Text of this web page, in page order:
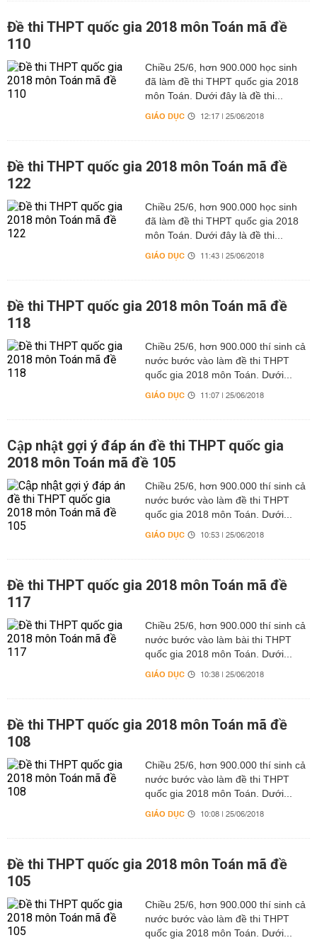
Đề thi THPT quốc gia 2018 môn Toán mã đề
110
Chiều 25/6, hơn 900.000 học sinh
đã làm đề thi THPT quốc gia 2018
môn Toán. Dưới đây là đề thi...
GIÁO DỤC 12:17 | 25/06/2018
Đề thi THPT quốc gia 2018 môn Toán mã đề
122
Chiều 25/6, hơn 900.000 học sinh
đã làm đề thi THPT quốc gia 2018
môn Toán. Dưới đây là đề thi...
GIÁO DỤC 11:43 | 25/06/2018
Đề thi THPT quốc gia 2018 môn Toán mã đề
118
Chiều 25/6, hơn 900.000 thí sinh cả
nước bước vào làm đề thi THPT
quốc gia 2018 môn Toán. Dưới...
GIÁO DỤC 11:07 | 25/06/2018
Cập nhật gợi ý đáp án đề thi THPT quốc gia
2018 môn Toán mã đề 105
Chiều 25/6, hơn 900.000 thí sinh cả
nước bước vào làm đề thi THPT
quốc gia 2018 môn Toán. Dưới...
GIÁO DỤC 10:53 | 25/06/2018
Đề thi THPT quốc gia 2018 môn Toán mã đề
117
Chiều 25/6, hơn 900.000 thí sinh cả
nước bước vào làm bài thi THPT
quốc gia 2018 môn Toán. Dưới...
GIÁO DỤC 10:38 | 25/06/2018
Đề thi THPT quốc gia 2018 môn Toán mã đề
108
Chiều 25/6, hơn 900.000 thí sinh cả
nước bước vào làm đề thi THPT
quốc gia 2018 môn Toán. Dưới...
GIÁO DỤC 10:08 | 25/06/2018
Đề thi THPT quốc gia 2018 môn Toán mã đề
105
Chiều 25/6, hơn 900.000 thí sinh cả
nước bước vào làm đề thi THPT
quốc gia 2018 môn Toán. Dưới...